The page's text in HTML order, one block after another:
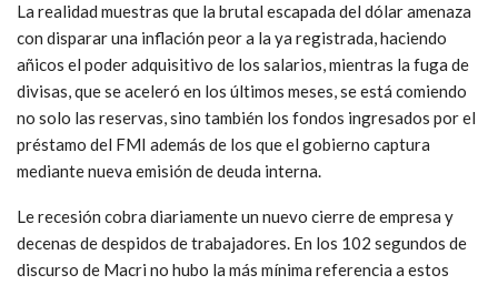
La realidad muestras que la brutal escapada del dólar amenaza
con disparar una inflación peor a la ya registrada, haciendo
añicos el poder adquisitivo de los salarios, mientras la fuga de
divisas, que se aceleró en los últimos meses, se está comiendo
no solo las reservas, sino también los fondos ingresados por el
préstamo del FMI además de los que el gobierno captura
mediante nueva emisión de deuda interna.
Le recesión cobra diariamente un nuevo cierre de empresa y
decenas de despidos de trabajadores. En los 102 segundos de
discurso de Macri no hubo la más mínima referencia a estos